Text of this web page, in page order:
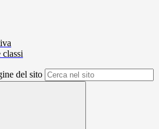
del sito